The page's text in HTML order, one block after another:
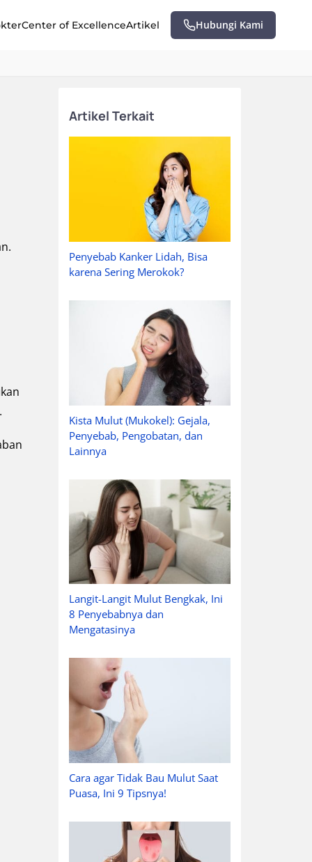
Center of ExcellenceArtikel Hubungi Kami
Artikel Terkait
Penyebab Kanker Lidah, Bisa
karena Sering Merokok?
Kista Mulut (Mukokel): Gejala,
Penyebab, Pengobatan, dan
Lainnya
Langit-Langit Mulut Bengkak, Ini
8 Penyebabnya dan
Mengatasinya
Cara agar Tidak Bau Mulut Saat
Puasa, Ini 9 Tipsnya!